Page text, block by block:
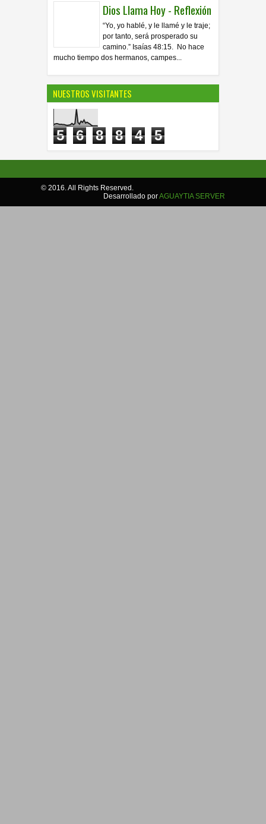
Dios Llama Hoy - Reflexión
“Yo, yo hablé, y le llamé y le traje;
por tanto, será prosperado su
camino.” Isaías 48:15. No hace
mucho tiempo dos hermanos, campes...
NUESTROS VISITANTES
5 6 8 8 4 5
© 2016. All Rights Reserved.
Desarrollado porAGUAYTIA SERVER